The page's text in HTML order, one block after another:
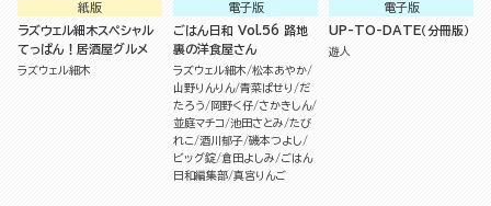
紙版
ラズウェル細木スペシャル
てっぱん！居酒屋グルメ
ラズウェル細木
電子版
ごはん日和 Vol.56 路地
裏の洋食屋さん
ラズウェル細木 松本あやか
山野りんりん 青菜ぱせり
だ
たろう
岡野く仔 さかきしん
並庭マチコ 池田さとみ たび
れこ 酒川郁子 磯本つよし
ビッグ錠 倉田よしみ
ごはん
日和編集部 真宮りんご
電子版
UP-TO-DATE（分冊版）
遊人